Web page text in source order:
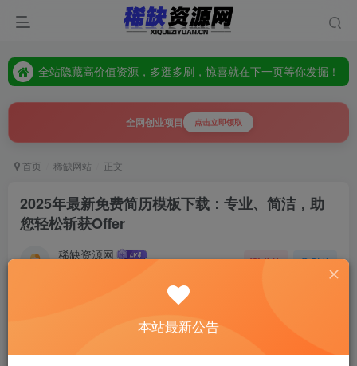
全站隐藏高价值资源，多逛多刷，惊喜就在下一页等你发掘！
全站隐藏高价值资源，多逛多刷，惊喜就在下一页等你发掘！
全网创业项目 点击立即领取
首页 稀缺网站 正文
2025年最新免费简历模板下载：专业、简洁，助
您轻松斩获Offer
稀缺资源网 关注 私信
本站最新公告